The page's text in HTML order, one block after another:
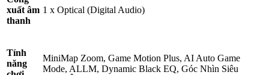
xuất âm
thanh
1 x Optical (Digital Audio)
Tính
năng
MiniMap Zoom, Game Motion Plus, AI Auto Game
Mode, ALLM, Dynamic Black EQ, Góc Nhìn Siêu